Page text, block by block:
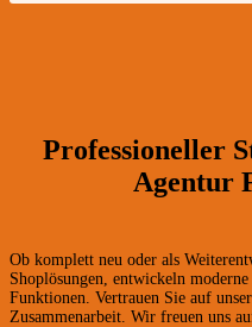
Professioneller
Agentur
Ob komplett neu oder als
Shoplösungen, entwickeln
Funktionen. Vertrauen Sie auf
Zusammenarbeit. Wir freuen uns